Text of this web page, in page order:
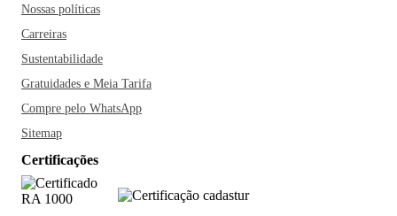
Nossas políticas
Carreiras
Sustentabilidade
Gratuidades e Meia Tarifa
Compre pelo WhatsApp
Sitemap
Certificações